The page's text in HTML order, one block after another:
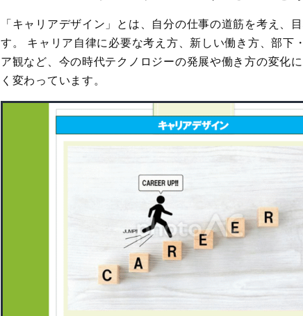
「キャリアデザイン」とは、自分の仕事の道筋を考え、
す。 キャリア自律に必要な考え方、新しい働き方、部下
ア観など、今の時代テクノロジーの発展や働き方の変化
く変わっています。